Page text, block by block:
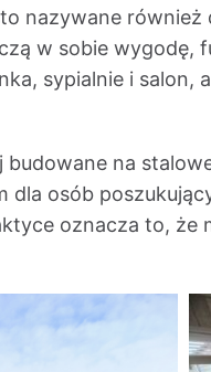
nazywane
w sobie
sypialnie i
na
dla osób
oznacza to, że